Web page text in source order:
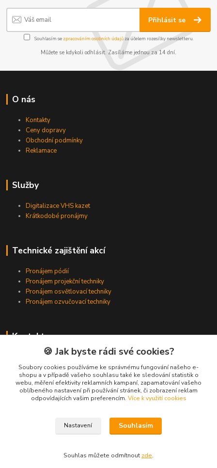
Přihlásit se
Souhlasím se zpracováním osobních údajůza účelem rozesílky newsletteru.
Můžete se kdykoli odhlásit. Zasíláme jednou za 14 dní.
O nás
Kontakty
Ceny dopravy
Obchodní podmínky
Reklamace
Služby
Digitalizace VHS kazet
Krátkodobé pronájmy
Technické zajištění akcí
Pronájem pódií
Pronájem projekční techniky
Pronájem osvětlovací techniky
Pronájem ozvučovací techniky
Kontakty
Zákaznická podpora
+420 224 318 342
(Po-Pá, 9-16 hod.)
info@videotech.cz
🍪 Jak byste rádi své cookies?
Soubory cookies používáme ke správnému fungování našeho e-
shopu a v případě vašeho souhlasu také ke sledování statistik o
webu, měření efektivity reklamních kampaní, zapamatování vašeho
oblíbeného nastavení při používání stránek, či zobrazení reklam
odpovídajících vašim preferencím. Více k využití cookies
Nastavení Souhlasím
Souhlas můžete odmítnout zde.